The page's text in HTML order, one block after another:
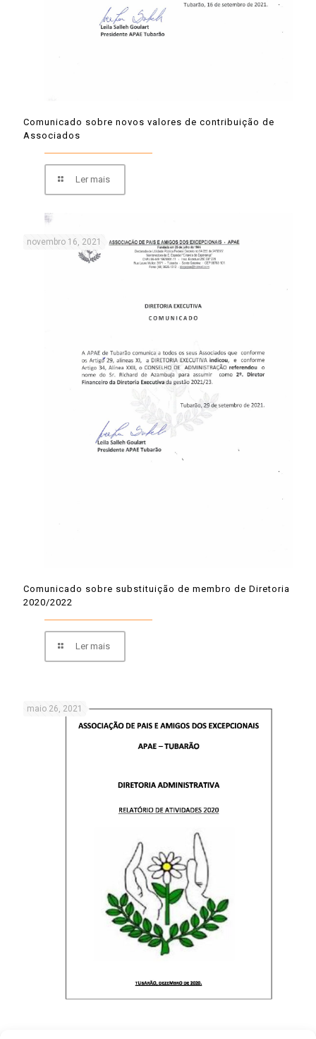
Comunicado sobre novos valores de contribuição de
Associados
Ler mais
novembro 16, 2021
Comunicado sobre substituição de membro de Diretoria
2020/2022
Ler mais
maio 26, 2021